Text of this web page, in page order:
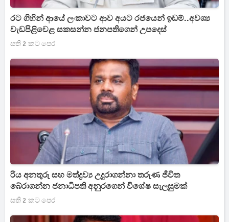
රට ගිහින් ආයේ ලංකාවට ආව අයට රජයෙන් ඉඩම්..අවශ්‍ය
වැඩපිළිවෙළ සකසන්න ජනපතිගෙන් උපදෙස්
සති 2 කට පෙර
රිය අනතුරු සහ මත්ද්‍රව්‍ය උදුරාගන්නා තරුණ ජීවිත
බේරාගන්න ජනාධිපති අනුරගෙන් විශේෂ සැලසුමක්
සති 2 කට පෙර